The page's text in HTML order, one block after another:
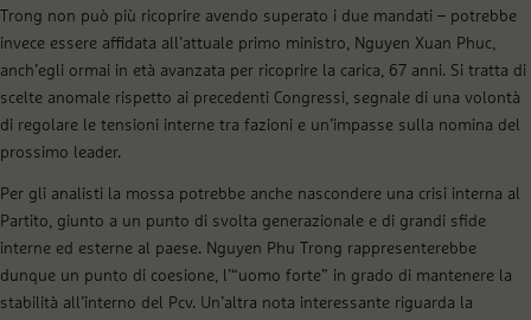
Trong non può più ricoprire avendo superato i due mandati – potrebbe
invece essere affidata all’attuale primo ministro, Nguyen Xuan Phuc,
anch’egli ormai in età avanzata per ricoprire la carica, 67 anni. Si tratta di
scelte anomale rispetto ai precedenti Congressi, segnale di una volontà
di regolare le tensioni interne tra fazioni e un’impasse sulla nomina del
prossimo leader.
Per gli analisti la mossa potrebbe anche nascondere una crisi interna al
Partito, giunto a un punto di svolta generazionale e di grandi sfide
interne ed esterne al paese. Nguyen Phu Trong rappresenterebbe
dunque un punto di coesione, l’“uomo forte” in grado di mantenere la
stabilità all’interno del Pcv. Un’altra nota interessante riguarda la